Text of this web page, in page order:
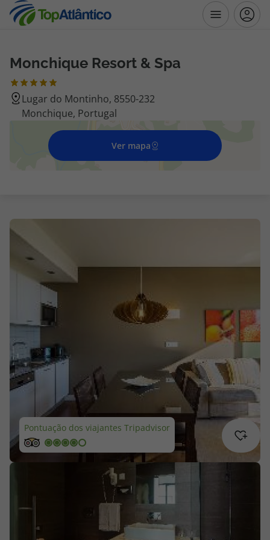
Destinos
Voos
Voos + Hotel
Disneyland ® Paris
Escapadinhas
Cruzeiros
Promoções
Especialistas
Cheque Viagem
Rede de Lojas
Blog TopViagens
Área de Cliente
Monchique Resort & Spa
Lugar do Montinho, 8550-232
Monchique, Portugal
Ver mapa
Pontuação dos viajantes Tripadvisor